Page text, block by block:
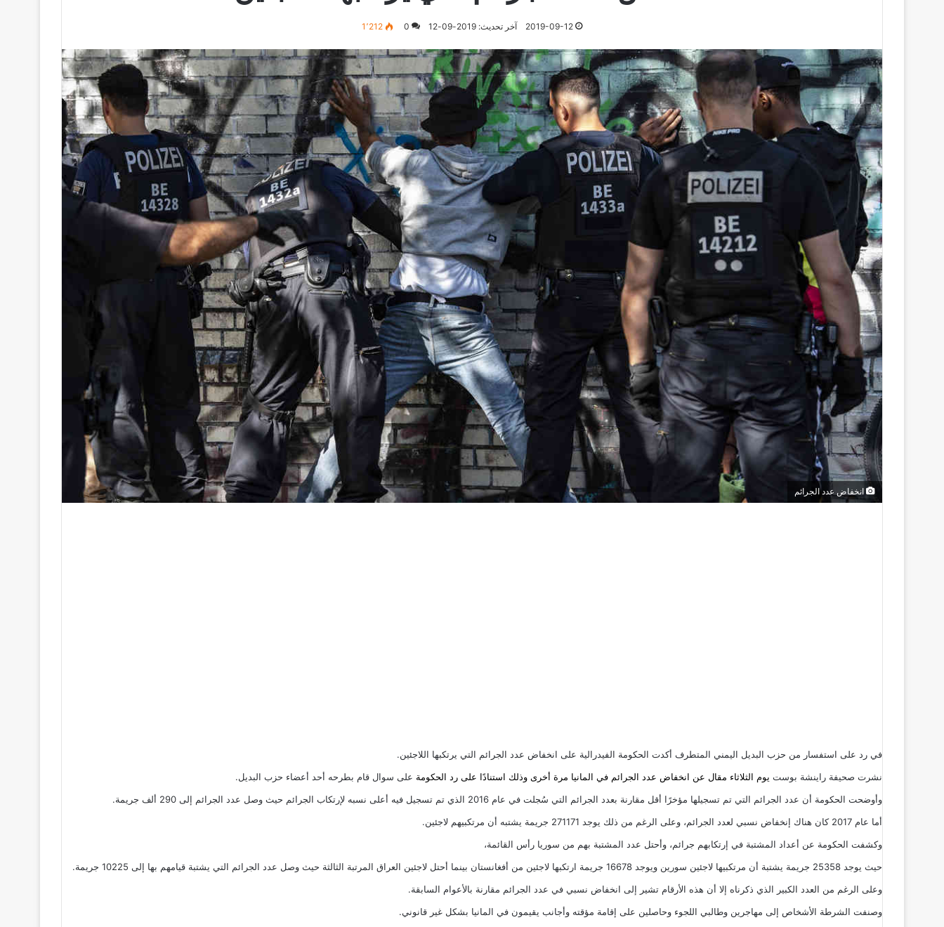
2019-09-12 آخر تحديث: 2019-09-12 0 1٬212
انخفاض عدد الجرائم
في رد على استفسار من حزب البديل اليمني المتطرف أكدت الحكومة الفيدرالية على انخفاض عدد الجرائم التي يرتكبها اللاجئين.
نشرت صحيفة راينشة بوست يوم الثلاثاء مقال عن انخفاض عدد الجرائم في المانيا مرة أخرى وذلك استنادًا على رد الحكومة على سوال قام بطرحه أحد أعضاء حزب البديل.
وأوضحت الحكومة أن عدد الجرائم التي تم تسجيلها مؤخرًا أقل مقارنة بعدد الجرائم التي سُجلت في عام 2016 الذي تم تسجيل فيه أعلى نسبه لإرتكاب الجرائم حيث وصل عدد الجرائم إلى 290 ألف جريمة.
أما عام 2017 كان هناك إنخفاض نسبي لعدد الجرائم، وعلى الرغم من ذلك يوجد 271171 جريمة يشتبه أن مرتكبيهم لاجئين.
وكشفت الحكومة عن أعداد المشتبة في إرتكابهم جرائم، وأحتل عدد المشتبة بهم من سوريا رأس القائمة،
حيث يوجد 25358 جريمة يشتبة أن مرتكبيها لاجئين سورين ويوجد 16678 جريمة ارتكبها لاجئين من أفغانستان بينما أحتل لاجئين العراق المرتبة الثالثة حيث وصل عدد الجرائم التي يشتبة قيامهم بها إلى 10225 جريمة.
وعلى الرغم من العدد الكبير الذي ذكرناه إلا أن هذه الأرقام تشير إلى انخفاض نسبي في عدد الجرائم مقارنة بالأعوام السابقة.
وصنفت الشرطة الأشخاص إلى مهاجرين وطالبي اللجوء وحاصلين على إقامة مؤقته وأجانب يقيمون في المانيا بشكل غير قانوني.